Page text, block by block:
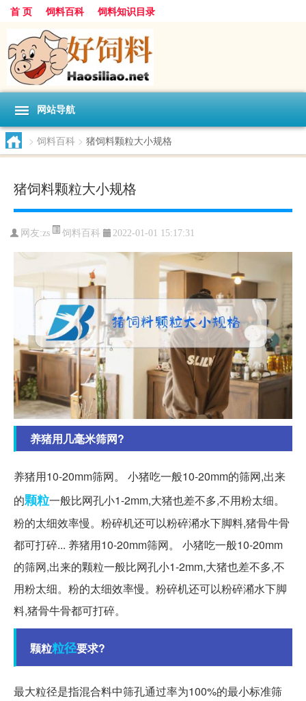
首 页 饲料百科 饲料知识目录
网站导航
> 饲料百科 > 猪饲料颗粒大小规格
猪饲料颗粒大小规格
网友:zs 饲料百科 2022-01-01 15:17:31
养猪用几毫米筛网?
养猪用10-20mm筛网。 小猪吃一般10-20mm的筛网,出来
的颗粒一般比网孔小1-2mm,大猪也差不多,不用粉太细。
粉的太细效率慢。粉碎机还可以粉碎潲水下脚料,猪骨牛骨
都可打碎... 养猪用10-20mm筛网。 小猪吃一般10-20mm
的筛网,出来的颗粒一般比网孔小1-2mm,大猪也差不多,不
用粉太细。粉的太细效率慢。粉碎机还可以粉碎潲水下脚
料,猪骨牛骨都可打碎。
颗粒粒径要求?
最大粒径是指混合料中筛孔通过率为100%的最小标准筛